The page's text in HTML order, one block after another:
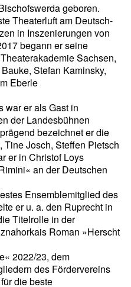
geboren.
Theaterluft am Deutsch-
in Inszenierungen von
begann er seine
Sachsen,
Stefan Kaminsky,
Eberle
war er als Gast in
der Landesbühnen
bezeichnet er die
Josch, Steffen Pietsch
er in Christof Loys
an der Deutschen
Ensemblemitglied des
er u. a. den Ruprecht in
Titelrolle in der
Roman »Herscht
2022/23, dem
des Fördervereins
die beste